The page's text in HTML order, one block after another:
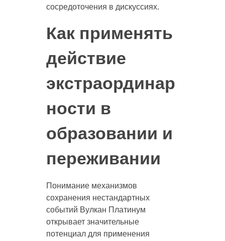
сосредоточения в дискуссиях.
Как применять
действие
экстраординар
ности в
образовании и
переживании
Понимание механизмов
сохранения нестандартных
событий Вулкан Платинум
открывает значительные
потенциал для применения